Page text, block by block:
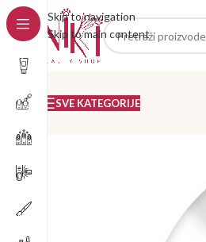
Skip to navigation
Skip to main content
SVE KATEGORIJE